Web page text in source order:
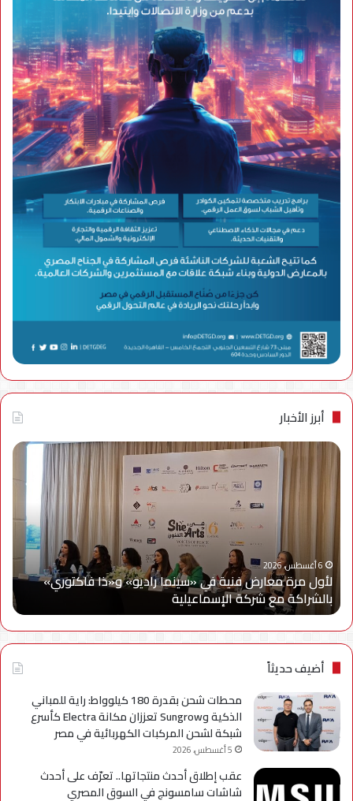
أبرز الأخبار
لأول
معارض
فنية
في
«سينما
راديو»
و«ذا
فاكتوري»
بالشراكة
مع
شركة
الإسماعيلية
6 أغسطس، 2026
لأول مرة معارض فنية في «سينما راديو» و«ذا فاكتوري»
بالشراكة مع شركة الإسماعيلية
مع
Cy
في
A
أضيف حديثاً
محطات شحن بقدرة 180 كيلوواط: راية للمباني
الذكية وSungrow تعززان مكانة Electra كأسرع
شبكة لشحن المركبات الكهربائية في مصر
5 أغسطس، 2026
عقب إطلاق أحدث منتجاتها.. تعرّف على أحدث
شاشات سامسونج في السوق المصري